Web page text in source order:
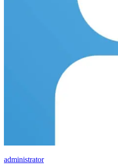
administrator